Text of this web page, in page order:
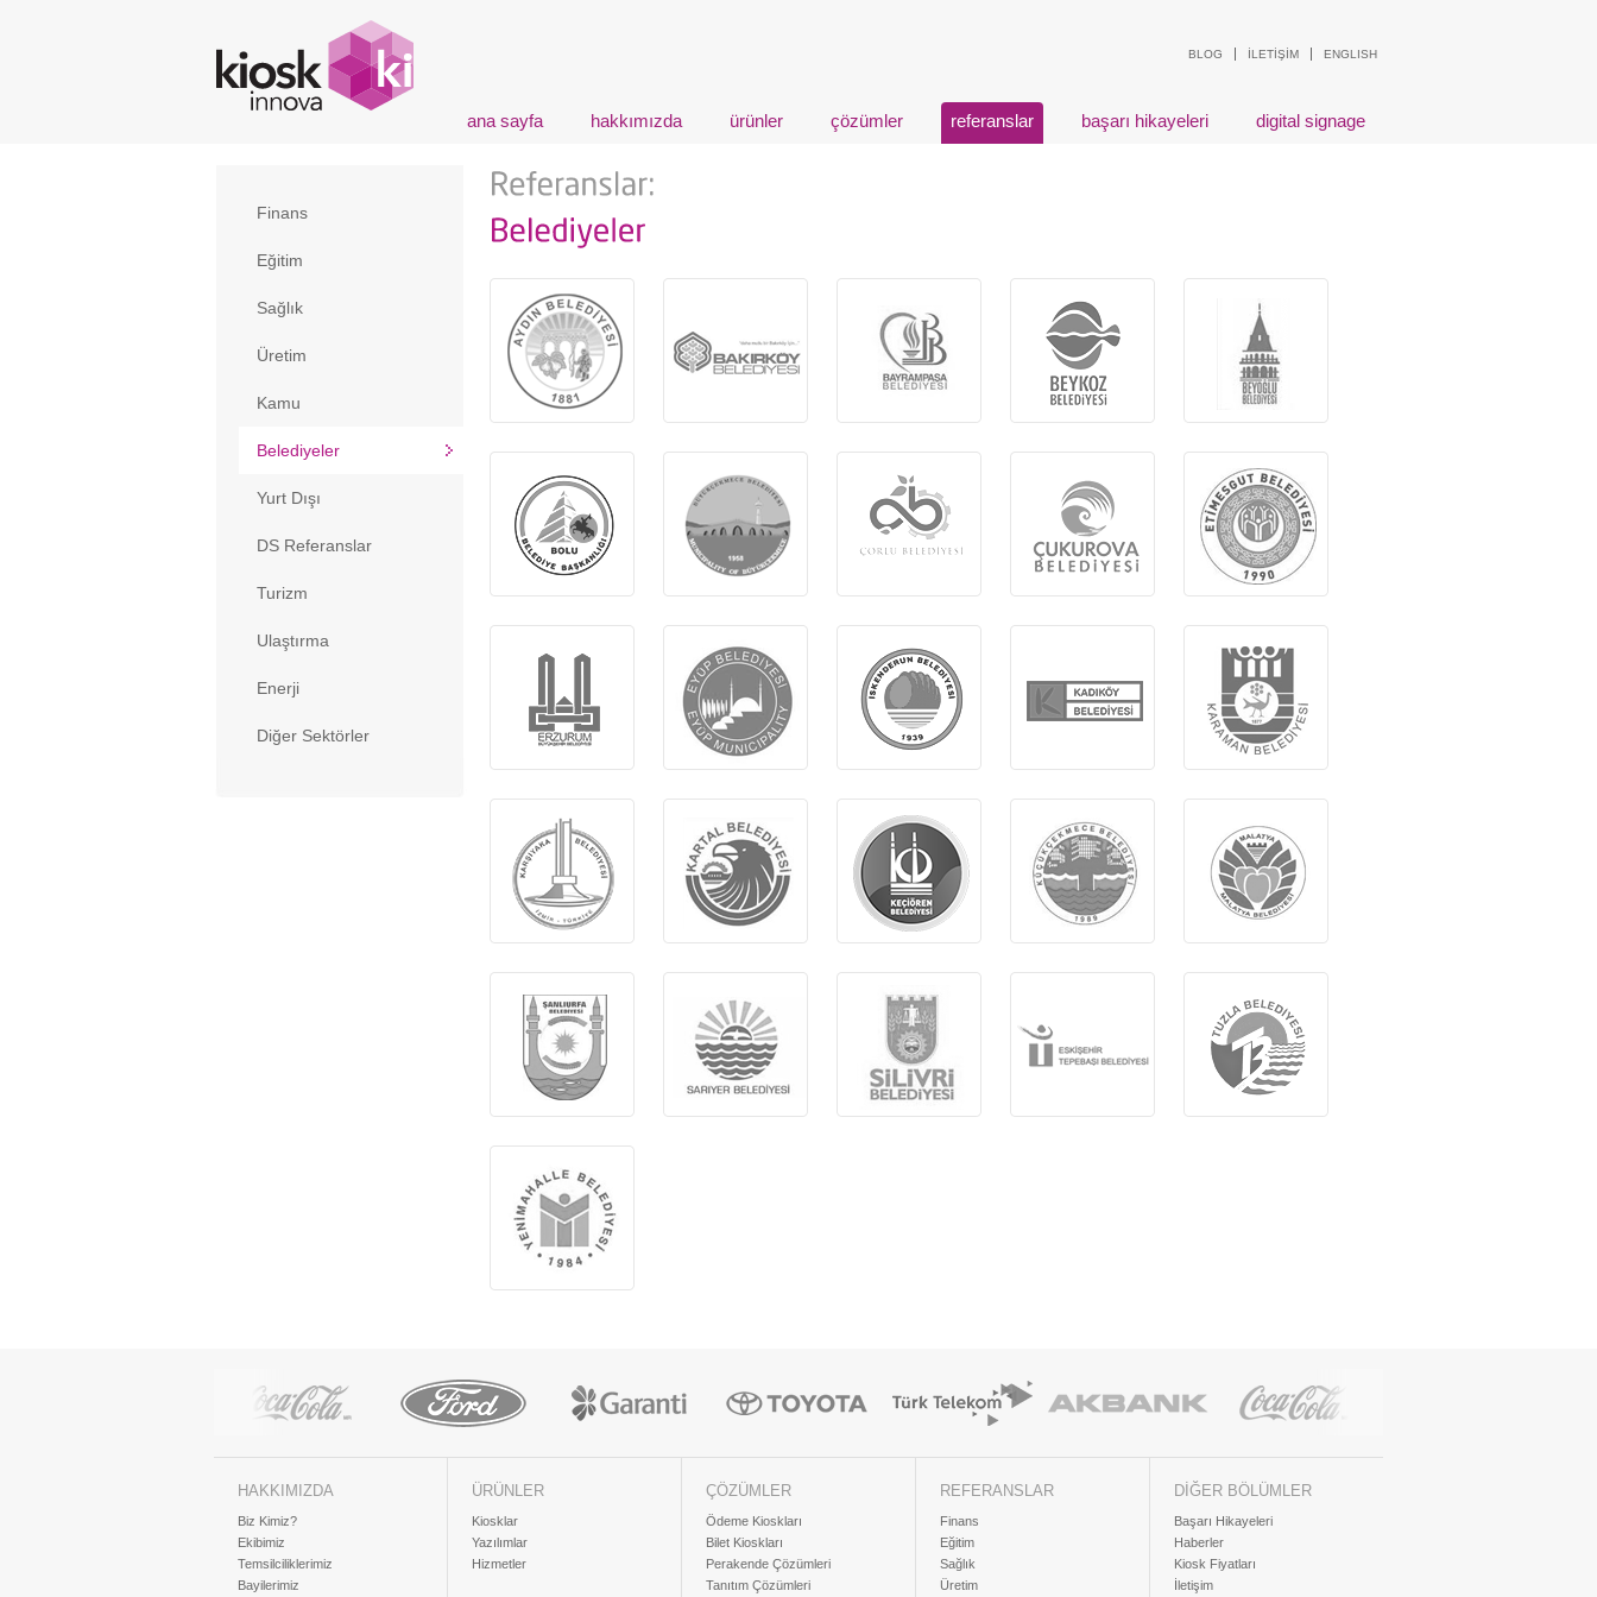
BLOG İLETİŞİM ENGLISH
ana sayfa hakkımızda ürünler çözümler referanslar başarı hikayeleri digital signage
Finans
Eğitim
Sağlık
Üretim
Kamu
Belediyeler
Yurt Dışı
DS Referanslar
Turizm
Ulaştırma
Enerji
Diğer Sektörler
HAKKIMIZDA
Biz Kimiz?
Ekibimiz
Temsilciliklerimiz
Bayilerimiz
ÜRÜNLER
Kiosklar
Yazılımlar
Hizmetler
ÇÖZÜMLER
Ödeme Kioskları
Bilet Kioskları
Perakende Çözümleri
Tanıtım Çözümleri
REFERANSLAR
Finans
Eğitim
Sağlık
Üretim
DİĞER BÖLÜMLER
Başarı Hikayeleri
Haberler
Kiosk Fiyatları
İletişim